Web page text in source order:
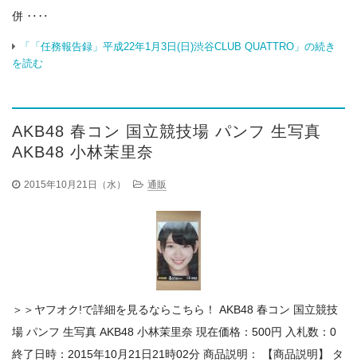
併 ‥‥
「「任務報告録」平成22年1月3日(日)渋谷CLUB QUATTRO」の続き
を読む
AKB48 春コン 国立競技場 パンフ 生写真
AKB48 小林茉里奈
2015年10月21日（水） 通販
＞＞ヤフオク!で詳細を見るならこちら！ AKB48 春コン 国立競技
場 パンフ 生写真 AKB48 小林茉里奈 現在価格：500円 入札数：0
終了日時：2015年10月21日21時02分 商品説明： 【商品説明】 タ